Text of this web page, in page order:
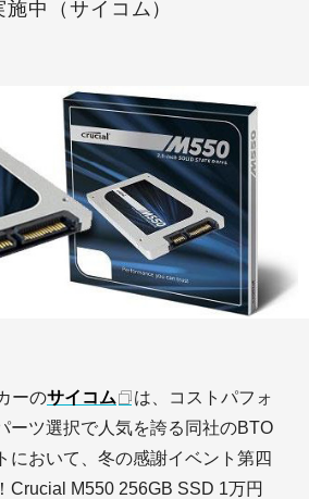
中（サイコム）
ーのサイコム
は、コストパフォ
ーツ選択で人気を誇る同社のBTO
において、冬の感謝イベント第四
Crucial M550 256GB SSD 1万円